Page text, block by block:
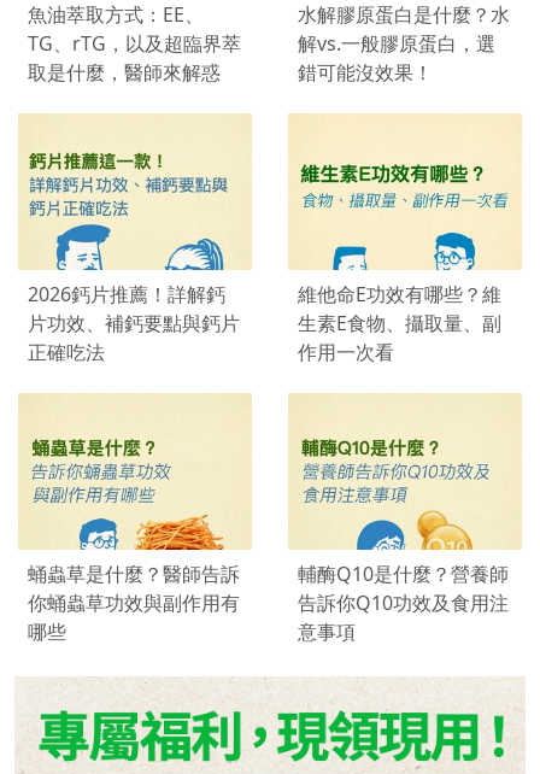
魚油萃取方式：EE、
TG、rTG，以及超臨界萃
取是什麼，醫師來解惑
水解膠原蛋白是什麼？水
解vs.一般膠原蛋白，選
錯可能沒效果！
2026鈣片推薦！詳解鈣
片功效、補鈣要點與鈣片
正確吃法
維他命E功效有哪些？維
生素E食物、攝取量、副
作用一次看
蛹蟲草是什麼？醫師告訴
你蛹蟲草功效與副作用有
哪些
輔酶Q10是什麼？營養師
告訴你Q10功效及食用注
意事項